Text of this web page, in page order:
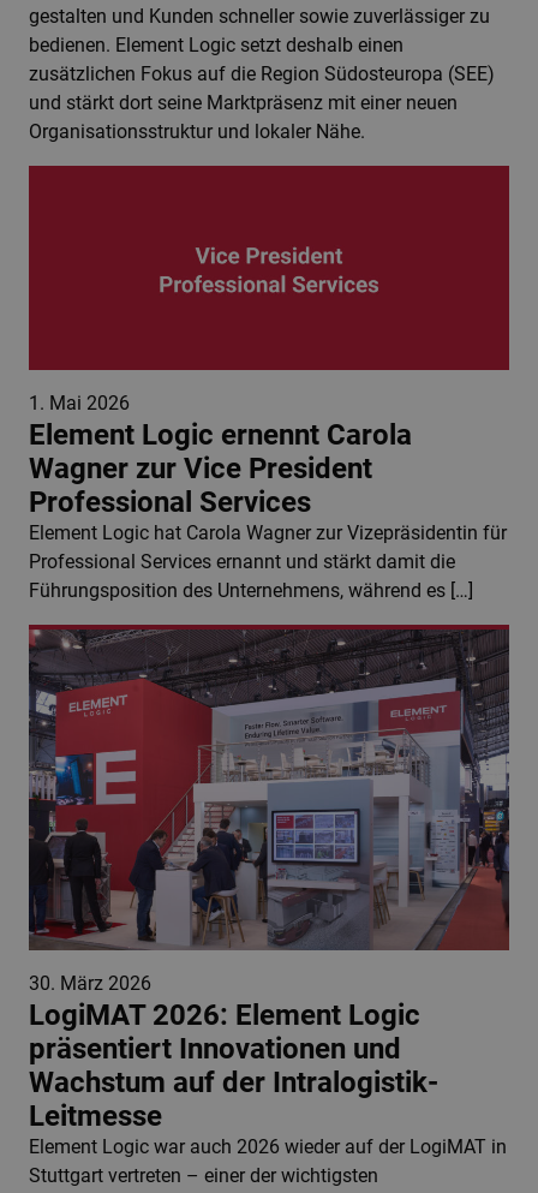
gestalten und Kunden schneller sowie zuverlässiger zu
bedienen. Element Logic setzt deshalb einen
zusätzlichen Fokus auf die Region Südosteuropa (SEE)
und stärkt dort seine Marktpräsenz mit einer neuen
Organisationsstruktur und lokaler Nähe.
1. Mai 2026
Element Logic ernennt Carola
Wagner zur Vice President
Professional Services
Element Logic hat Carola Wagner zur Vizepräsidentin für
Professional Services ernannt und stärkt damit die
Führungsposition des Unternehmens, während es […]
30. März 2026
LogiMAT 2026: Element Logic
präsentiert Innovationen und
Wachstum auf der Intralogistik-
Leitmesse
Element Logic war auch 2026 wieder auf der LogiMAT in
Stuttgart vertreten – einer der wichtigsten